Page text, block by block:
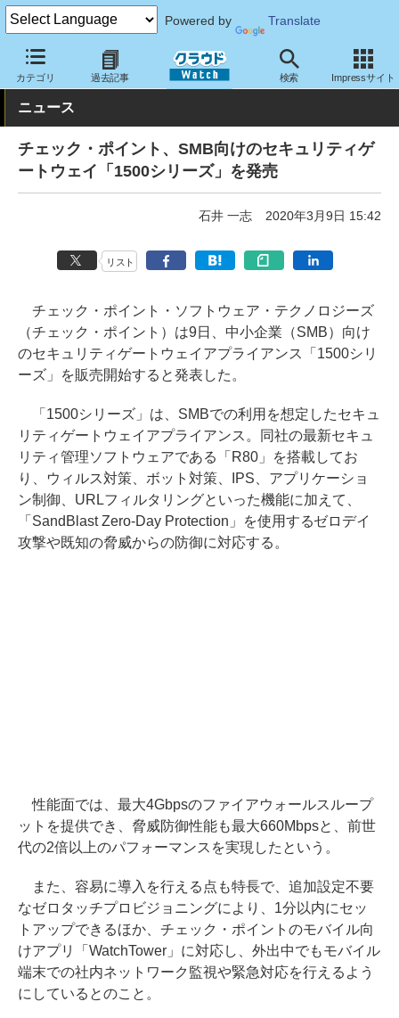
Powered by Translate
カテゴリ 過去記事 検索 Impressサイト
クラウド Watch セキュリティ セキュリティアプライアンス
ニュース
チェック・ポイント、SMB向けのセキュリティゲ
ートウェイ「1500シリーズ」を発売
石井 一志 2020年3月9日 15:42
リスト
チェック・ポイント・ソフトウェア・テクノロジーズ
（チェック・ポイント）は9日、中小企業（SMB）向け
のセキュリティゲートウェイアプライアンス「1500シリ
ーズ」を販売開始すると発表した。
「1500シリーズ」は、SMBでの利用を想定したセキュ
リティゲートウェイアプライアンス。同社の最新セキュ
リティ管理ソフトウェアである「R80」を搭載してお
り、ウィルス対策、ボット対策、IPS、アプリケーショ
ン制御、URLフィルタリングといった機能に加えて、
「SandBlast Zero-Day Protection」を使用するゼロデイ
攻撃や既知の脅威からの防御に対応する。
性能面では、最大4Gbpsのファイアウォールスループ
ットを提供でき、脅威防御性能も最大660Mbpsと、前世
代の2倍以上のパフォーマンスを実現したという。
また、容易に導入を行える点も特長で、追加設定不要
なゼロタッチプロビジョニングにより、1分以内にセッ
トアップできるほか、チェック・ポイントのモバイル向
けアプリ「WatchTower」に対応し、外出中でもモバイル
端末での社内ネットワーク監視や緊急対応を行えるよう
にしているとのこと。